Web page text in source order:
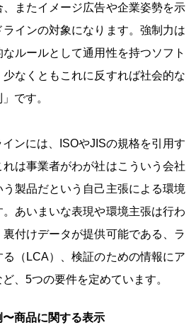
またイメージ広告や企業姿勢を示
インの対象になります。強制力は
ルールとして通用性を持つソフト
なくともこれに反すれば社会的な
です。
ンには、ISOやJISの規格を引用す
は事業者がわが社はこういう会社
製品だという自己主張による環境
あいまいな表現や環境主張は行わ
付けデータが提供可能である、ラ
（LCA）、検証のための情報にア
、5つの要件を定めています。
商品に関する表示